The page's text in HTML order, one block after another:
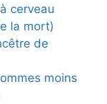
cerveau
la mort)
de
moins